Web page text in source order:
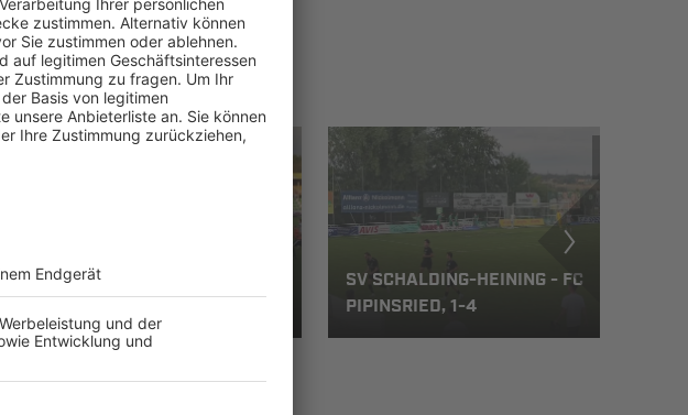
SV SCHALDING-HEINING - FC
SV SCHALDING-HEINING - FC
PIPINSRIED, 1-4